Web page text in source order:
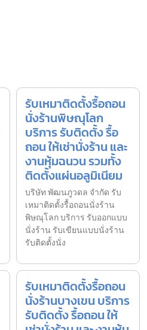
รับเหมาติดตั้งรื้อถอน
นั่งร้านพิษณุโลก
บริการ รับติดตั้ง รื้อ
ถอน ให้เช่านั่งร้าน และ
งานหุ้มฉนวน รวมทั้ง
ติดตั้งแผ่นอลูมิเนียม
บริษัท พัฒนภูวดล จำกัด รับ
เหมาติดตั้งรื้อถอนนั่งร้าน
พิษณุโลก บริการ รับออกแบบ
นั่งร้าน รับเขียนแบบนั่งร้าน
รับติดตั้งนั่ง
รับเหมาติดตั้งรื้อถอน
นั่งร้านบางเขน บริการ
รับติดตั้ง รื้อถอน ให้